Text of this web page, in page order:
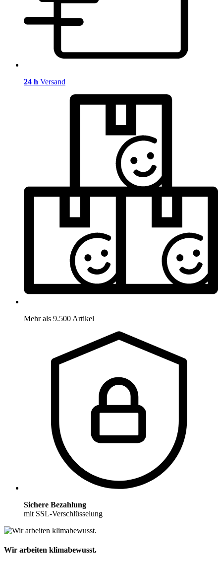
24 h Versand
Mehr als 9.500 Artikel
Sichere Bezahlung
mit SSL-Verschlüsselung
Wir arbeiten klimabewusst.